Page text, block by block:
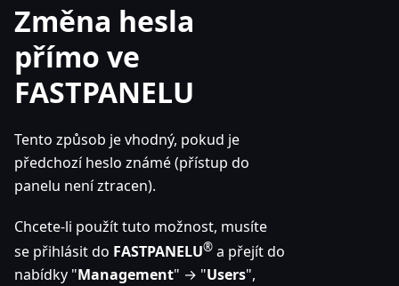
Změna hesla
přímo ve
FASTPANELU
Tento způsob je vhodný, pokud je
předchozí heslo známé (přístup do
panelu není ztracen).
Chcete-li použít tuto možnost, musíte
se přihlásit do FASTPANELU® a přejít do
nabídky "Management" → "Users",